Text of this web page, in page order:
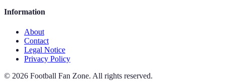
Information
About
Contact
Legal Notice
Privacy Policy
© 2026 Football Fan Zone. All rights reserved.